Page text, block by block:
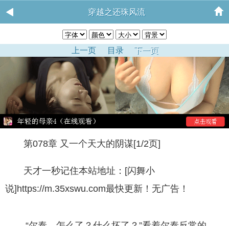
穿越之还珠风流
上一页 目录 下一页
第078章 又一个天大的阴谋[1/2页]
天才一秒记住本站地址：[闪舞小
说]https://m.35xswu.com最快更新！无广告！